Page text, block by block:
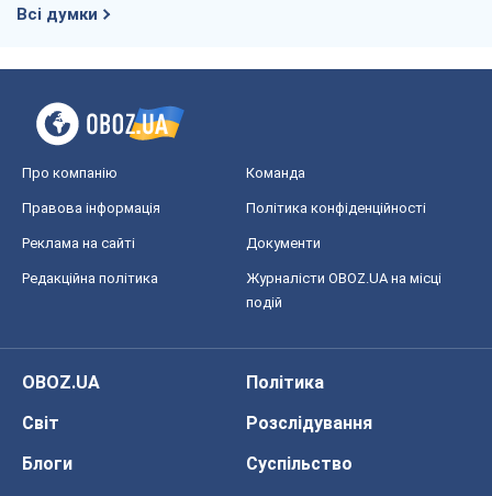
Всі думки
Про компанію Команда
Правова інформація Політика конфіденційності
Реклама на сайті Документи
Редакційна політика
Журналісти OBOZ.UA на місці
подій
OBOZ.UA
Політика
Світ
Розслідування
Блоги
Суспільство